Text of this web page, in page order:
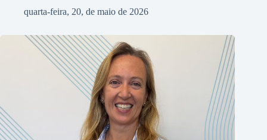
quarta-feira, 20, de maio de 2026